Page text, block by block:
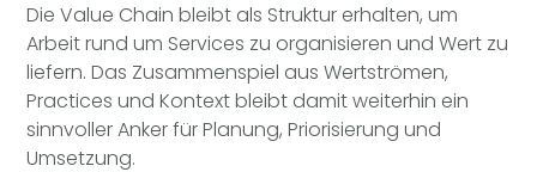
Die Value Chain bleibt als Struktur erhalten, um
Arbeit rund um Services zu organisieren und Wert zu
liefern. Das Zusammenspiel aus Wertströmen,
Practices und Kontext bleibt damit weiterhin ein
sinnvoller Anker für Planung, Priorisierung und
Umsetzung.